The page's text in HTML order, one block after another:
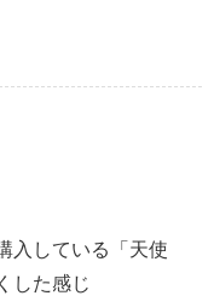
入している「天使
した感じ